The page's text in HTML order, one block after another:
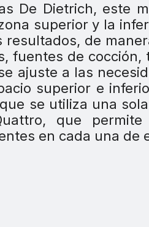
De Dietrich, este
superior y la
resultados, de
fuentes de cocción,
ajuste a las
superior e
se utiliza una
que permite
en cada una de